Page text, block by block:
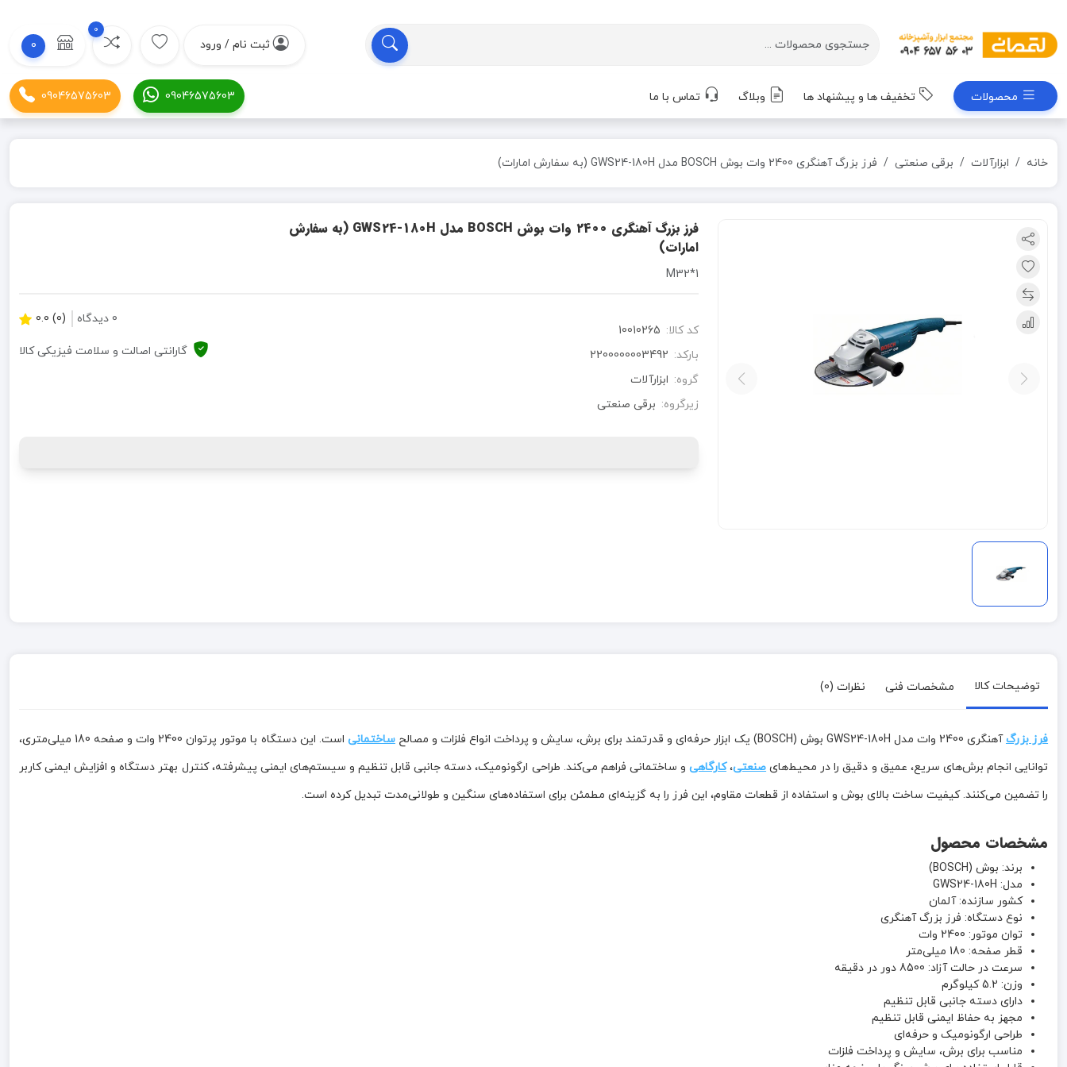
ثبت نام / ورود
0
0
محصولات تخفیف ها و پیشنهاد ها وبلاگ تماس با ما 09046575603
09046575603
خانه ابزارآلات برقی صنعتی فرز بزرگ آهنگری 2400 وات بوش BOSCH مدل GWS24-180H (به سفارش امارات)
فرز بزرگ آهنگری 2400 وات بوش BOSCH مدل GWS24-180H (به سفارش
امارات)
1*M32
کد کالا: 10010265
بارکد: 2200000003492
گروه: ابزارآلات
زیرگروه: برقی صنعتی
0 دیدگاه (0) 0.0
گارانتی اصالت و سلامت فیزیکی کالا
توضیحات کالا مشخصات فنی نظرات (0)
فرز بزرگآهنگری 2400 وات مدل GWS24-180H بوش (BOSCH) یک ابزار حرفه‌ای و قدرتمند برای برش، سایش و پرداخت انواع فلزات و مصالح ساختمانی
است. این دستگاه با موتور پرتوان 2400 وات و صفحه 180 میلی‌متری،
توانایی انجام برش‌های سریع، عمیق و دقیق را در محیط‌های صنعتی،کارگاهی و ساختمانی فراهم می‌کند. طراحی ارگونومیک، دسته جانبی قابل تنظیم و سیستم‌های ایمنی پیشرفته، کنترل بهتر دستگاه و افزایش ایمنی کاربر
را تضمین می‌کنند. کیفیت ساخت بالای بوش و استفاده از قطعات مقاوم، این فرز را به گزینه‌ای مطمئن برای استفاده‌های سنگین و طولانی‌مدت تبدیل کرده است.
مشخصات محصول
برند: بوش (BOSCH)
مدل: GWS24-180H
کشور سازنده: آلمان
نوع دستگاه: فرز بزرگ آهنگری
توان موتور: 2400 وات
قطر صفحه: 180 میلی‌متر
سرعت در حالت آزاد: 8500 دور در دقیقه
وزن: 5.2 کیلوگرم
دارای دسته جانبی قابل تنظیم
مجهز به حفاظ ایمنی قابل تنظیم
طراحی ارگونومیک و حرفه‌ای
مناسب برای برش، سایش و پرداخت فلزات